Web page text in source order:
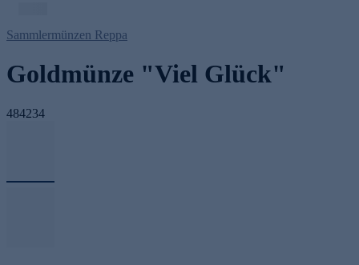
Sammlermünzen Reppa
Goldmünze "Viel Glück"
484234